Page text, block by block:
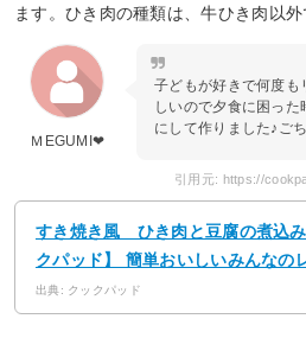
ます。ひき肉の種類は、牛ひき肉以外
ＭEGUMI❤︎
子どもが好きで何度も
しいので夕食に困っ
にして作りました♪ご
引用元: https://
すき焼き風 ひき肉と豆腐の煮込
クパッド】 簡単おいしいみんなの
出典: クックパッド